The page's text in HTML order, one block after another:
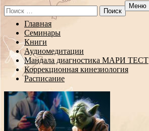
Search
for:
Меню
Перейти
содержанию
Главная
Семинары
Книги
Аудиомедитации
Мандала диагностика МАРИ ТЕСТ
Коррекционная кинезиология
Расписание